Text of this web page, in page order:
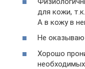
для кожи,
А в кожу в
Не
Хорошо
необходимых